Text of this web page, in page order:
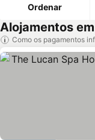
Ordenar
Alojamentos
Como os pagamentos